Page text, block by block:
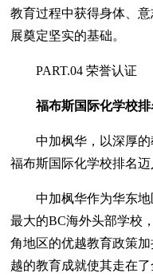
教育过程中获得身体、
展奠定坚实的基础。
PART.04 荣誉认证
福布斯国际化学校
中加枫华，以深厚的
福布斯国际化学校排名迈
中加枫华作为华东地
最大的BC海外头部学校
角地区的优越教育政策
越的教育成就使其走在了